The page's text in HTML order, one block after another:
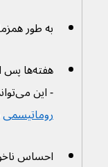
به طور
- این می‌تواند نشانه‌ای از عارضه‌ای مانند
روماتیسمی